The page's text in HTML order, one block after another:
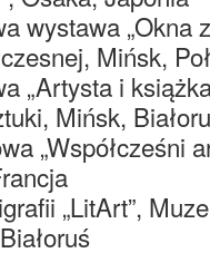
wystawa „Okna
Mińsk,
„Artysta i
Mińsk,
„Współcześni
„LitArt”,